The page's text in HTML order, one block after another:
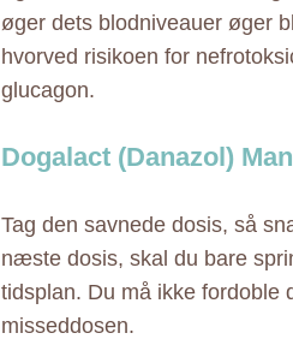
øger dets blodniveauer øger
hvorved risikoen for
glucagon.
Dogalact (Danazol)
Tag den savnede dosis, så
næste dosis, skal du bare
tidsplan. Du må ikke fordoble
misseddosen.